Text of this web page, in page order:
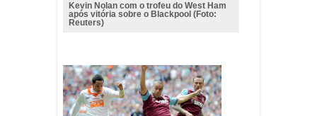
Kevin Nolan com o trofeu do West Ham
após vitória sobre o Blackpool (Foto:
Reuters)